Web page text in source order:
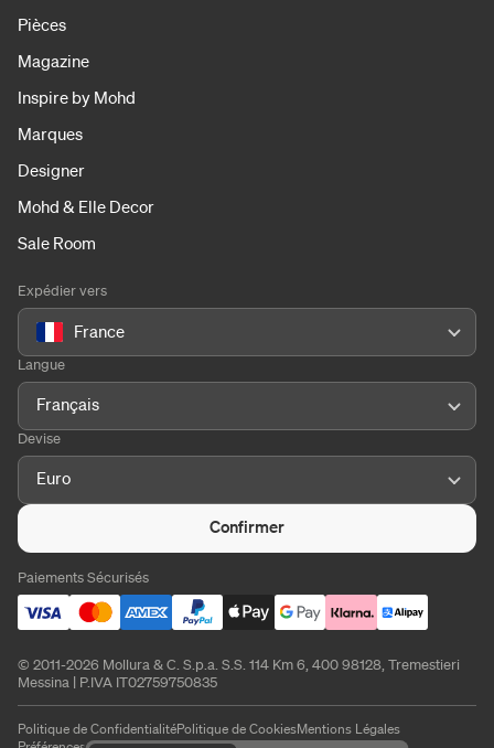
Pièces
Magazine
Inspire by Mohd
Marques
Designer
Mohd & Elle Decor
Sale Room
Expédier vers
France
Langue
Français
Devise
Euro
Confirmer
Paiements Sécurisés
© 2011-2026 Mollura & C. S.p.a. S.S. 114 Km 6, 400 98128, Tremestieri
Messina | P.IVA IT02759750835
Politique de ConfidentialitéPolitique de CookiesMentions Légales